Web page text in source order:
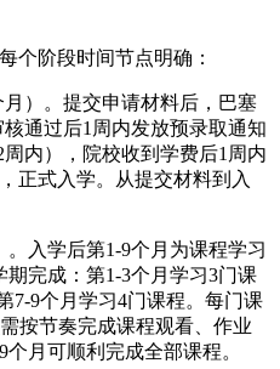
个阶段时间节点明确：
）。提交申请材料后，巴塞
通过后1周内发放预录取通知
内），院校收到学费后1周内
正式入学。从提交材料到入
入学后第1-9个月为课程学习
完成：第1-3个月学习3门课
7-9个月学习4门课程。每门课
按节奏完成课程观看、作业
月可顺利完成全部课程。